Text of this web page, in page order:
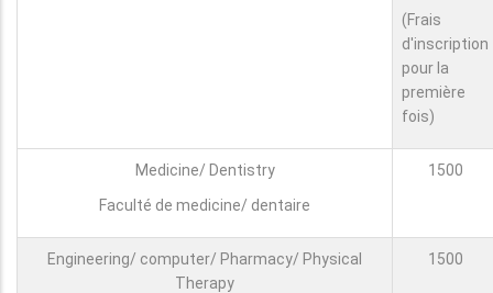
(Frais
d'inscription
pour la
première
fois)
Medicine/ Dentistry
Faculté de medicine/ dentaire
1500
Engineering/ computer/ Pharmacy/ Physical
Therapy
1500